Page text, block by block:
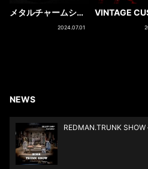
メタルチャームシリ
2024.07.01
VINTAGE
FLANNEL
NEWS
REDMAN.TRUNK